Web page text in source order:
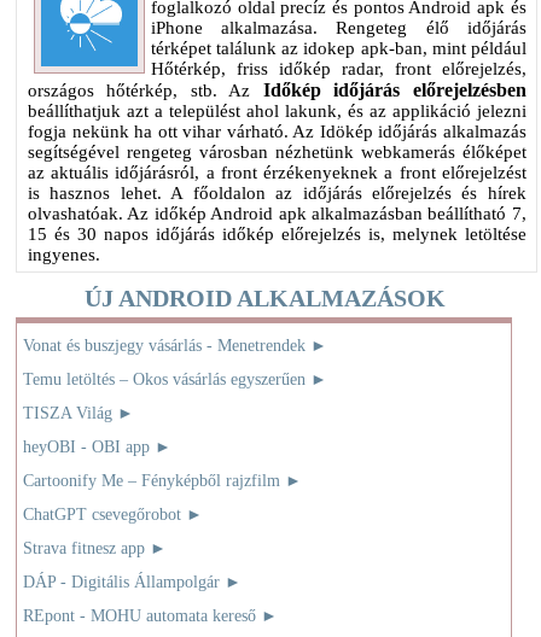
foglalkozó oldal precíz és pontos Android apk és
iPhone alkalmazása. Rengeteg élő időjárás
térképet találunk az idokep apk-ban, mint például
Hőtérkép, friss időkép radar, front előrejelzés,
országos hőtérkép, stb. Az Időkép időjárás előrejelzésben
beállíthatjuk azt a települést ahol lakunk, és az applikáció jelezni
fogja nekünk ha ott vihar várható. Az Idökép időjárás alkalmazás
segítségével rengeteg városban nézhetünk webkamerás élőképet
az aktuális időjárásról, a front érzékenyeknek a front előrejelzést
is hasznos lehet. A főoldalon az időjárás előrejelzés és hírek
olvashatóak. Az időkép Android apk alkalmazásban beállítható 7,
15 és 30 napos időjárás időkép előrejelzés is, melynek letöltése
ingyenes.
ÚJ ANDROID ALKALMAZÁSOK
Vonat és buszjegy vásárlás - Menetrendek ►
Temu letöltés – Okos vásárlás egyszerűen ►
TISZA Világ ►
heyOBI - OBI app ►
Cartoonify Me – Fényképből rajzfilm ►
ChatGPT csevegőrobot ►
Strava fitnesz app ►
DÁP - Digitális Állampolgár ►
REpont - MOHU automata kereső ►